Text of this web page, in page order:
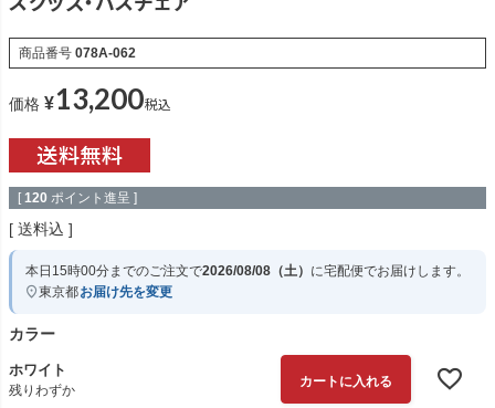
商品番号 078A-062
価格 ¥13,200税込
[ 120 ポイント進呈 ]
送料込
本日 15時00分までのご注文で2026/08/08（土） に宅配便でお届けします。
東京都お届け先を変更
カラー
ホワイト
残りわずか
カートに入れる